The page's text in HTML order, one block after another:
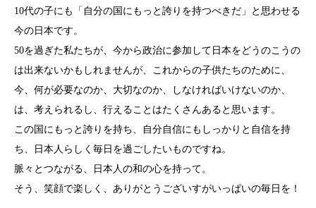
10代の子にも「自分の国にもっと誇りを持つべきだ」と思わせる
今の日本です。
50を過ぎた私たちが、今から政治に参加して日本をどうのこうの
は出来ないかもしれませんが、これからの子供たちのために、
今、何が必要なのか、大切なのか、しなければいけないのか、
は、考えられるし、行えることはたくさんあると思います。
この国にもっと誇りを持ち、自分自信にもしっかりと自信を持
ち、日本人らしく毎日を過ごしたいものですね。
脈々とつながる、日本人の和の心を持って。
そう、笑顔で楽しく、ありがとうございすがいっぱいの毎日を！